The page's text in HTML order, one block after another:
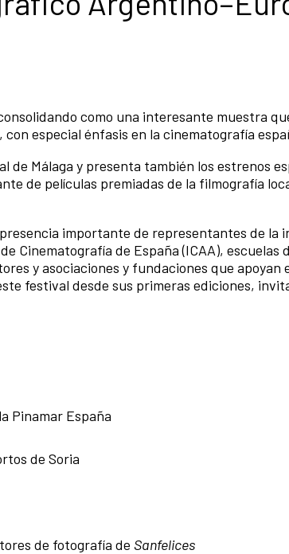
como una interesante muestra
especial énfasis en la cinematografía
de Málaga y presenta también los estrenos
de películas premiadas de la filmografía
importante de representantes de la
Cinematografía de España (ICAA), escuelas
y asociaciones y fundaciones que apoyan
festival desde sus primeras ediciones,
Pinamar España
de Soria
de fotografía de Sanfelices